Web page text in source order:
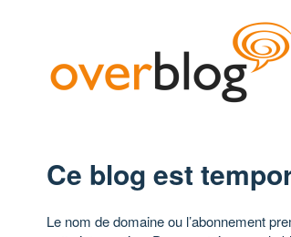
Ce blog est
Le nom de domaine ou l’abonnement